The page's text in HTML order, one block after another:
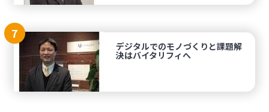
7
デジタルでのモノづくりと課題解
決はバイタリフィへ